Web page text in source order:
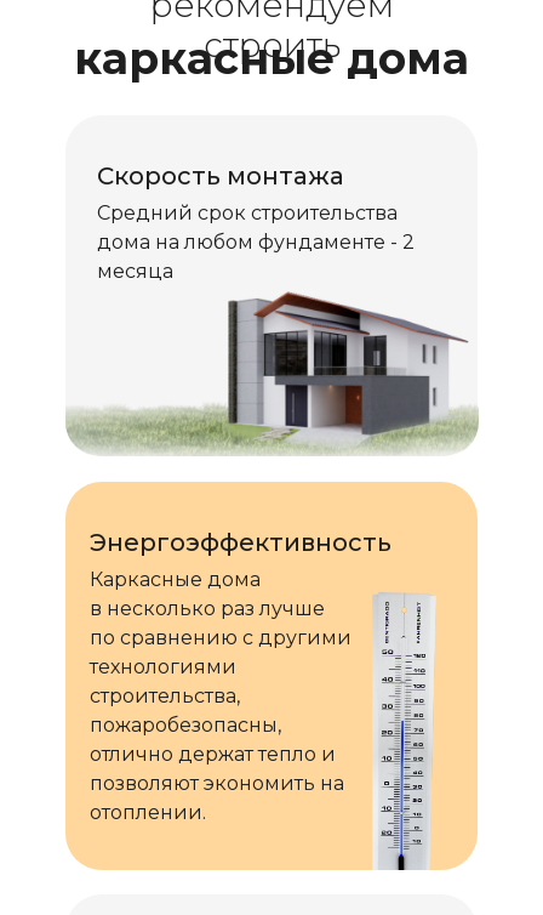
каркасные дома
Энергоэффективность
Каркасные дома
в несколько раз лучше
по сравнению с другими
технологиями
строительства,
пожаробезопасны,
отлично держат тепло и
позволяют экономить на
отоплении.
Скорость монтажа
Средний срок строительства
дома на любом фундаменте - 2
месяца
строить